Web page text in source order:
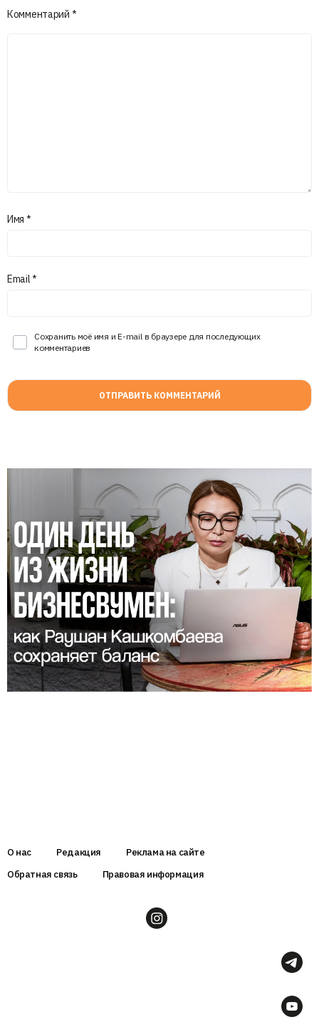
Комментарий *
Имя *
Email*
Сохранить моё имя и E-mail в браузере для последующих
комментариев
О нас Редакция
Реклама на сайте
Обратная связь
Правовая информация